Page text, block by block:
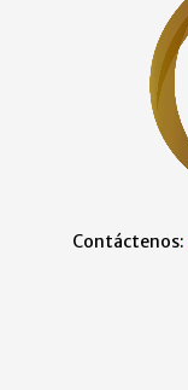
Contáctenos: